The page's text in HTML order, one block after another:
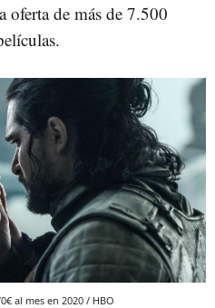
oferta de más de 7.500
al mes en 2020 / HBO